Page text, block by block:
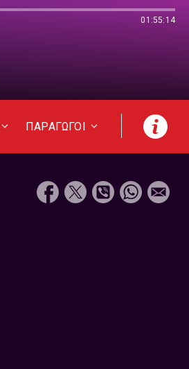
01:55:14
ΠΑΡΑΓΩΓΟΙ